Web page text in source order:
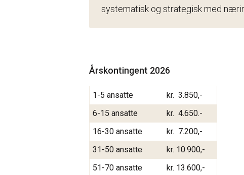
systematisk og strategisk med
Årskontingent 2026
1-5 ansatte
kr. 3.850,-
6-15 ansatte
kr. 4.650.-
16-30 ansatte
kr. 7.200,-
31-50 ansatte
kr. 10.900,-
51-70 ansatte
kr. 13.600,-